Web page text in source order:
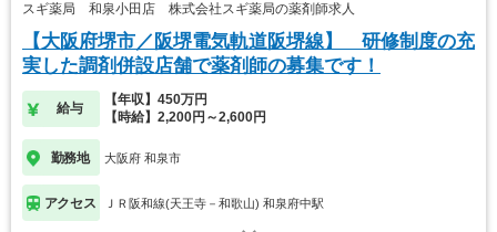
スギ薬局 和泉小田店 株式会社スギ薬局の薬剤師求人
【大阪府堺市／阪堺電気軌道阪堺線】 研修制度の充
実した調剤併設店舗で薬剤師の募集です！
給与
【年収】450万円
【時給】2,200円～2,600円
勤務地 大阪府 和泉市
アクセス ＪＲ阪和線(天王寺－和歌山) 和泉府中駅